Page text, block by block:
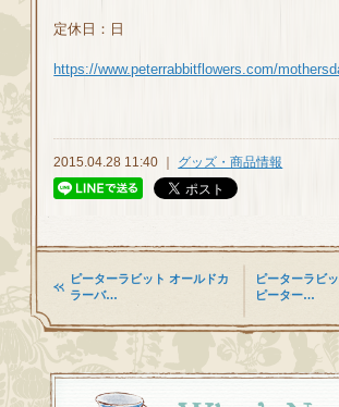
定休日：日
https://www.peterrabbitflowers.com/
2015.04.28 11:40 ｜ グッズ・商品情報
ピーターラビット オールドカ
ラーバ…
ピーターラビ
ピーター…